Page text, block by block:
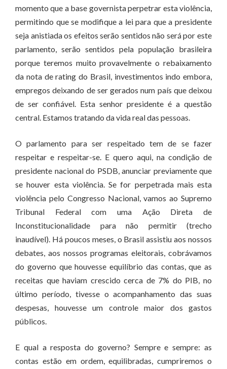
momento que a base governista perpetrar esta violência,
permitindo que se modifique a lei para que a presidente
seja anistiada os efeitos serão sentidos não será por este
parlamento, serão sentidos pela população brasileira
porque teremos muito provavelmente o rebaixamento
da nota de rating do Brasil, investimentos indo embora,
empregos deixando de ser gerados num país que deixou
de ser confiável. Esta senhor presidente é a questão
central. Estamos tratando da vida real das pessoas.
O parlamento para ser respeitado tem de se fazer
respeitar e respeitar-se. E quero aqui, na condição de
presidente nacional do PSDB, anunciar previamente que
se houver esta violência. Se for perpetrada mais esta
violência pelo Congresso Nacional, vamos ao Supremo
Tribunal Federal com uma Ação Direta de
Inconstitucionalidade para não permitir (trecho
inaudível). Há poucos meses, o Brasil assistiu aos nossos
debates, aos nossos programas eleitorais, cobrávamos
do governo que houvesse equilíbrio das contas, que as
receitas que haviam crescido cerca de 7% do PIB, no
último período, tivesse o acompanhamento das suas
despesas, houvesse um controle maior dos gastos
públicos.
E qual a resposta do governo? Sempre e sempre: as
contas estão em ordem, equilibradas, cumpriremos o